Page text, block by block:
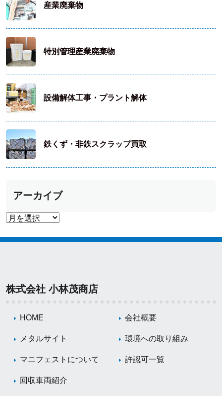
産業廃棄物
特別管理産業廃棄物
設備解体工事・プラント解体
鉄くず・非鉄スクラップ買取
アーカイブ
株式会社 小林茂商店
HOME 会社概要
メタルサイト 環境への取り組み
マニフェストについて 許認可一覧
回収車両紹介